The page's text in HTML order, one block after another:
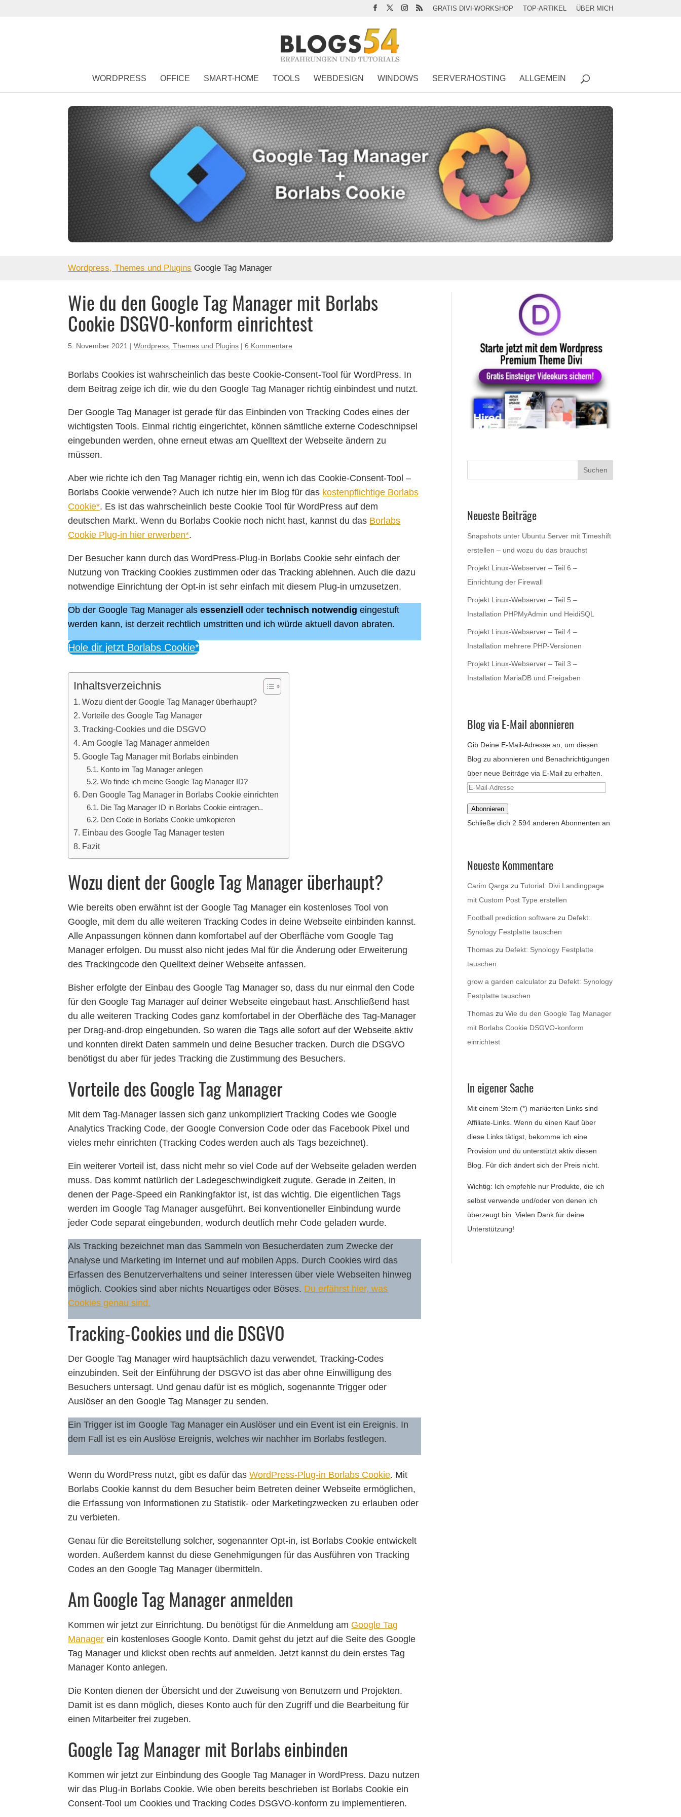
GRATIS DIVI-WORKSHOP TOP-ARTIKEL ÜBER MICH
WORDPRESS OFFICE SMART-HOME TOOLS WEBDESIGN WINDOWS SERVER/HOSTING ALLGEMEIN
Wordpress, Themes und Plugins Google Tag Manager
Wie du den Google Tag Manager mit Borlabs
Cookie DSGVO-konform einrichtest
5. November 2021 |Wordpress, Themes und Plugins |6 Kommentare
Borlabs Cookies ist wahrscheinlich das beste Cookie-Consent-Tool für WordPress. In
dem Beitrag zeige ich dir, wie du den Google Tag Manager richtig einbindest und nutzt.
Der Google Tag Manager ist gerade für das Einbinden von Tracking Codes eines der
wichtigsten Tools. Einmal richtig eingerichtet, können sämtliche externe Codeschnipsel
eingebunden werden, ohne erneut etwas am Quelltext der Webseite ändern zu
müssen.
Aber wie richte ich den Tag Manager richtig ein, wenn ich das Cookie-Consent-Tool –
Borlabs Cookie verwende? Auch ich nutze hier im Blog für das kostenpflichtige Borlabs
Cookie*. Es ist das wahrscheinlich beste Cookie Tool für WordPress auf dem
deutschen Markt. Wenn du Borlabs Cookie noch nicht hast, kannst du das Borlabs
Cookie Plug-in hier erwerben*.
Der Besucher kann durch das WordPress-Plug-in Borlabs Cookie sehr einfach der
Nutzung von Tracking Cookies zustimmen oder das Tracking ablehnen. Auch die dazu
notwendige Einrichtung der Opt-in ist sehr einfach mit diesem Plug-in umzusetzen.
Ob der Google Tag Manager alsessenziell odertechnisch notwendig eingestuft
werden kann, ist derzeit rechtlich umstritten und ich würde aktuell davon abraten.
Hole dir jetzt Borlabs Cookie*
Inhaltsverzeichnis
Wozu dient der Google Tag Manager überhaupt?
Vorteile des Google Tag Manager
Tracking-Cookies und die DSGVO
Am Google Tag Manager anmelden
Google Tag Manager mit Borlabs einbinden
Konto im Tag Manager anlegen
Wo finde ich meine Google Tag Manager ID?
Den Google Tag Manager in Borlabs Cookie einrichten
Die Tag Manager ID in Borlabs Cookie eintragen..
Den Code in Borlabs Cookie umkopieren
Einbau des Google Tag Manager testen
Fazit
Wozu dient der Google Tag Manager überhaupt?
Wie bereits oben erwähnt ist der Google Tag Manager ein kostenloses Tool von
Google, mit dem du alle weiteren Tracking Codes in deine Webseite einbinden kannst.
Alle Anpassungen können dann komfortabel auf der Oberfläche vom Google Tag
Manager erfolgen. Du musst also nicht jedes Mal für die Änderung oder Erweiterung
des Trackingcode den Quelltext deiner Webseite anfassen.
Bisher erfolgte der Einbau des Google Tag Manager so, dass du nur einmal den Code
für den Google Tag Manager auf deiner Webseite eingebaut hast. Anschließend hast
du alle weiteren Tracking Codes ganz komfortabel in der Oberfläche des Tag-Manager
per Drag-and-drop eingebunden. So waren die Tags alle sofort auf der Webseite aktiv
und konnten direkt Daten sammeln und deine Besucher tracken. Durch die DSGVO
benötigst du aber für jedes Tracking die Zustimmung des Besuchers.
Vorteile des Google Tag Manager
Mit dem Tag-Manager lassen sich ganz unkompliziert Tracking Codes wie Google
Analytics Tracking Code, der Google Conversion Code oder das Facebook Pixel und
vieles mehr einrichten (Tracking Codes werden auch als Tags bezeichnet).
Ein weiterer Vorteil ist, dass nicht mehr so viel Code auf der Webseite geladen werden
muss. Das kommt natürlich der Ladegeschwindigkeit zugute. Gerade in Zeiten, in
denen der Page-Speed ein Rankingfaktor ist, ist das wichtig. Die eigentlichen Tags
werden im Google Tag Manager ausgeführt. Bei konventioneller Einbindung wurde
jeder Code separat eingebunden, wodurch deutlich mehr Code geladen wurde.
Als Tracking bezeichnet man das Sammeln von Besucherdaten zum Zwecke der
Analyse und Marketing im Internet und auf mobilen Apps. Durch Cookies wird das
Erfassen des Benutzerverhaltens und seiner Interessen über viele Webseiten hinweg
möglich. Cookies sind aber nichts Neuartiges oder Böses. Du erfährst hier, was
Cookies genau sind.
Tracking-Cookies und die DSGVO
Der Google Tag Manager wird hauptsächlich dazu verwendet, Tracking-Codes
einzubinden. Seit der Einführung der DSGVO ist das aber ohne Einwilligung des
Besuchers untersagt. Und genau dafür ist es möglich, sogenannte Trigger oder
Auslöser an den Google Tag Manager zu senden.
Ein Trigger ist im Google Tag Manager ein Auslöser und ein Event ist ein Ereignis. In
dem Fall ist es ein Auslöse Ereignis, welches wir nachher im Borlabs festlegen.
Wenn du WordPress nutzt, gibt es dafür dasWordPress-Plug-in Borlabs Cookie. Mit
Borlabs Cookie kannst du dem Besucher beim Betreten deiner Webseite ermöglichen,
die Erfassung von Informationen zu Statistik- oder Marketingzwecken zu erlauben oder
zu verbieten.
Genau für die Bereitstellung solcher, sogenannter Opt-in, ist Borlabs Cookie entwickelt
worden. Außerdem kannst du diese Genehmigungen für das Ausführen von Tracking
Codes an den Google Tag Manager übermitteln.
Am Google Tag Manager anmelden
Kommen wir jetzt zur Einrichtung. Du benötigst für die Anmeldung am Google Tag
Manager ein kostenloses Google Konto. Damit gehst du jetzt auf die Seite des Google
Tag Manager und klickst oben rechts auf anmelden. Jetzt kannst du dein erstes Tag
Manager Konto anlegen.
Die Konten dienen der Übersicht und der Zuweisung von Benutzern und Projekten.
Damit ist es dann möglich, dieses Konto auch für den Zugriff und die Bearbeitung für
einen Mitarbeiter frei zugeben.
Google Tag Manager mit Borlabs einbinden
Kommen wir jetzt zur Einbindung des Google Tag Manager in WordPress. Dazu nutzen
wir das Plug-in Borlabs Cookie. Wie oben bereits beschrieben ist Borlabs Cookie ein
Consent-Tool um Cookies und Tracking Codes DSGVO-konform zu implementieren.
Neueste Beiträge
Snapshots unter Ubuntu Server mit Timeshift
erstellen – und wozu du das brauchst
Projekt Linux-Webserver – Teil 6 –
Einrichtung der Firewall
Projekt Linux-Webserver – Teil 5 –
Installation PHPMyAdmin und HeidiSQL
Projekt Linux-Webserver – Teil 4 –
Installation mehrere PHP-Versionen
Projekt Linux-Webserver – Teil 3 –
Installation MariaDB und Freigaben
Blog via E-Mail abonnieren
Gib Deine E-Mail-Adresse an, um diesen
Blog zu abonnieren und Benachrichtigungen
über neue Beiträge via E-Mail zu erhalten.
E-
Adresse
Abonnieren
Schließe dich 2.594 anderen Abonnenten an
Neueste Kommentare
Carim Qarga zu Tutorial: Divi Landingpage
mit Custom Post Type erstellen
Football prediction software zu Defekt:
Synology Festplatte tauschen
Thomaszu Defekt: Synology Festplatte
tauschen
grow a garden calculatorzu Defekt: Synology
Festplatte tauschen
Thomaszu Wie du den Google Tag Manager
mit Borlabs Cookie DSGVO-konform
einrichtest
In eigener Sache
Mit einem Stern (*) markierten Links sind
Affiliate-Links. Wenn du einen Kauf über
diese Links tätigst, bekomme ich eine
Provision und du unterstützt aktiv diesen
Blog. Für dich ändert sich der Preis nicht.
Wichtig: Ich empfehle nur Produkte, die ich
selbst verwende und/oder von denen ich
überzeugt bin. Vielen Dank für deine
Unterstützung!